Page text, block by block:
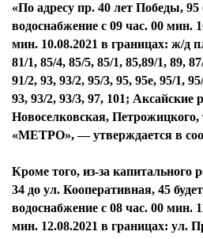
«По адресу пр. 40 лет Победы,
водоснабжение с 09 час. 00 мин.
мин. 10.08.2021 в границах: ж/д
81/1, 85/4, 85/5, 85/1, 85,89/1, 89,
91/2, 93, 93/2, 95/3, 95, 95е, 95/1,
93, 93/2, 93/3, 97, 101; Аксайские
Новоселковская,
«МЕТРО», — утверждается в
Кроме того, из-за капитального
34 до ул. Кооперативная, 45
водоснабжение с 08 час. 00 мин.
мин. 12.08.2021 в границах: ул.